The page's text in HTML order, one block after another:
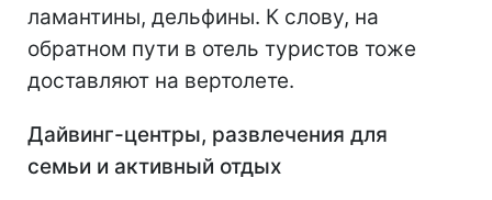
ламантины, дельфины. К слову, на
обратном пути в отель туристов тоже
доставляют на вертолете.
Дайвинг-центры, развлечения для
семьи и активный отдых